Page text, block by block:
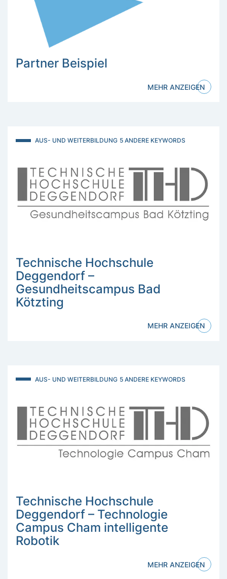
Partner Beispiel
MEHR ANZEIGEN
AUS- UND WEITERBILDUNG 5 ANDERE KEYWORDS
Technische Hochschule
Deggendorf –
Gesundheitscampus Bad
Kötzting
MEHR ANZEIGEN
AUS- UND WEITERBILDUNG 5 ANDERE KEYWORDS
Technische Hochschule
Deggendorf – Technologie
Campus Cham intelligente
Robotik
MEHR ANZEIGEN